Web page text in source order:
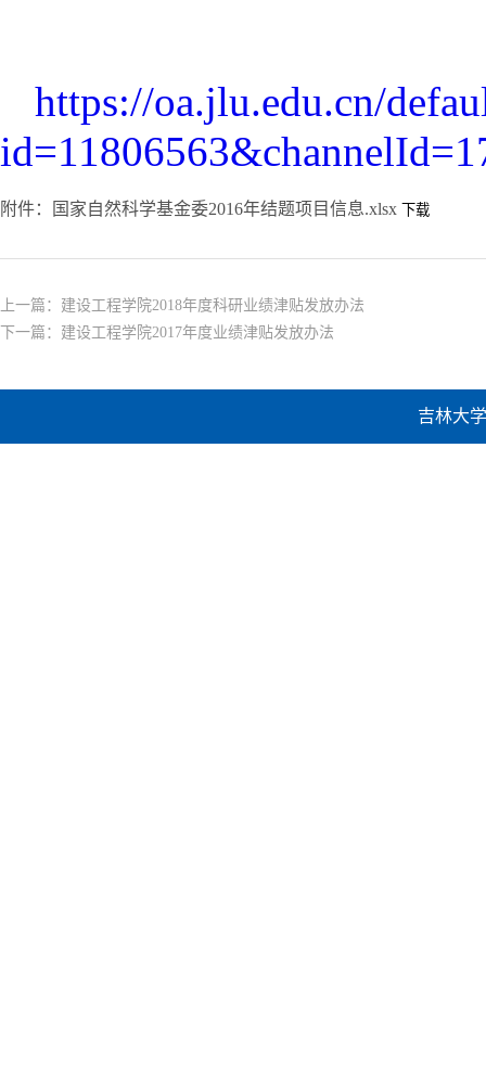
https://oa.jlu.edu.cn/
附件：国家自然科学基金委2016年结题项目信息.xlsx
上一篇： 建设工程学院2018年度科研业绩津贴发放办法
下一篇： 建设工程学院2017年度业绩津贴发放办法
吉林大